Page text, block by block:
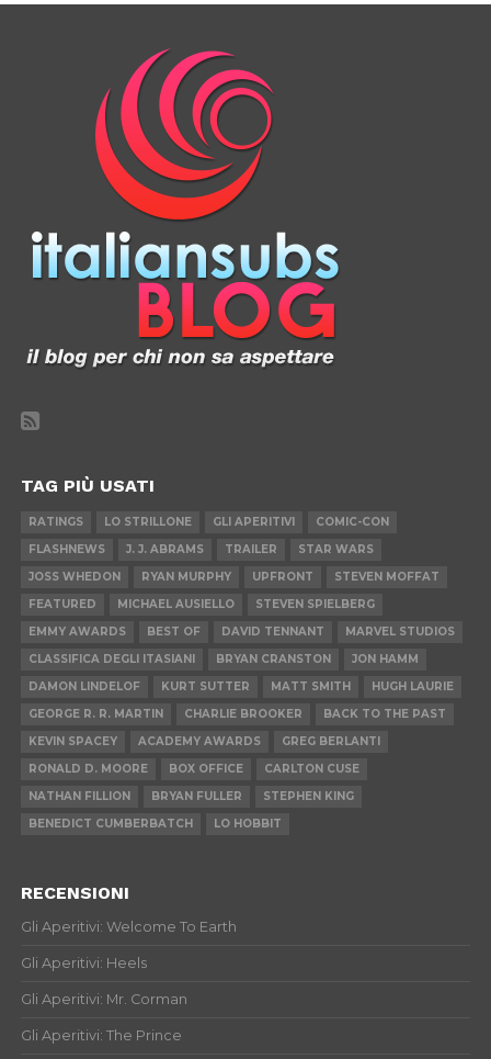
TAG PIÙ USATI
RATINGS LO STRILLONE GLI APERITIVI
COMIC-CON
FLASHNEWS
J. J. ABRAMS TRAILER
STAR WARS
JOSS WHEDON
RYAN MURPHY UPFRONT
STEVEN MOFFAT
FEATURED
MICHAEL AUSIELLO
STEVEN SPIELBERG
EMMY AWARDS
BEST OF DAVID TENNANT
MARVEL STUDIOS
CLASSIFICA DEGLI ITASIANI
BRYAN CRANSTON
JON HAMM
DAMON LINDELOF
KURT SUTTER MATT SMITH
HUGH LAURIE
GEORGE R. R. MARTIN
CHARLIE BROOKER
BACK TO THE PAST
KEVIN SPACEY
ACADEMY AWARDS
GREG BERLANTI
RONALD D. MOORE
BOX OFFICE
CARLTON CUSE
NATHAN FILLION
BRYAN FULLER
STEPHEN KING
BENEDICT CUMBERBATCH
LO HOBBIT
RECENSIONI
Gli Aperitivi: Welcome To Earth
Gli Aperitivi: Heels
Gli Aperitivi: Mr. Corman
Gli Aperitivi: The Prince